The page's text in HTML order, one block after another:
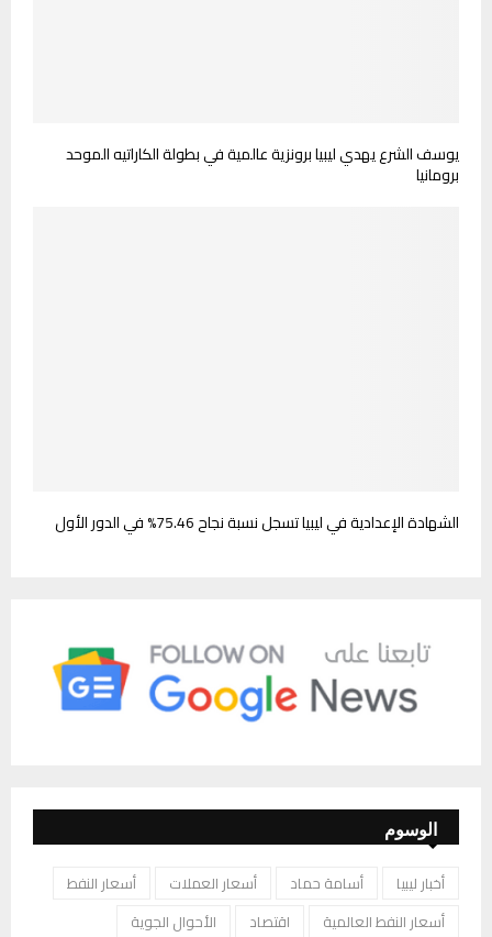
يوسف الشرع يهدي ليبيا برونزية عالمية في بطولة الكاراتيه الموحد
برومانيا
الشهادة الإعدادية في ليبيا تسجل نسبة نجاح 75.46% في الدور الأول
الوسوم
أخبار ليبيا أسامة حماد أسعار العملات
أسعار النفط
أسعار النفط العالمية
اقتصاد
الأحوال الجوية